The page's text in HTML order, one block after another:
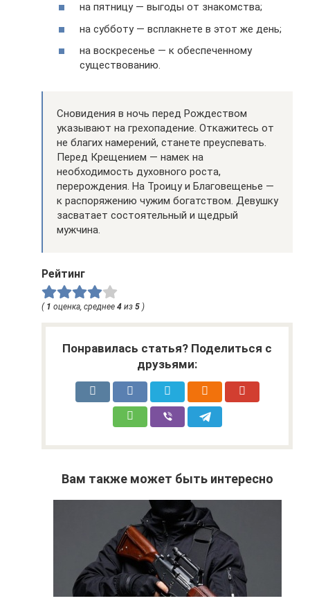
на пятницу — выгоды от знакомства;
на субботу — всплакнете в этот же день;
на воскресенье — к обеспеченному
существованию.
Сновидения в ночь перед Рождеством
указывают на грехопадение. Откажитесь от
не благих намерений, станете преуспевать.
Перед Крещением — намек на
необходимость духовного роста,
перерождения. На Троицу и Благовещенье —
к распоряжению чужим богатством. Девушку
засватает состоятельный и щедрый
мужчина.
Рейтинг
( 1 оценка, среднее 4 из 5 )
Понравилась статья? Поделиться с
друзьями:
Вам также может быть интересно